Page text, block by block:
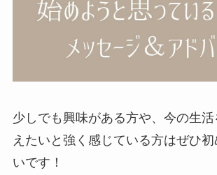
少しでも興味がある方や、今の生
えたいと強く感じている方はぜひ
いです！